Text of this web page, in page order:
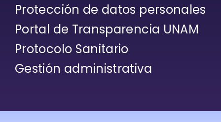
Protección de datos personales
Portal de Transparencia UNAM
Protocolo Sanitario
Gestión administrativa